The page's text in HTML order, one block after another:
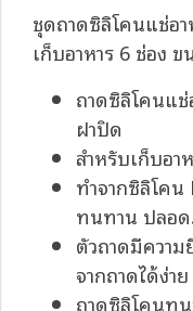
ชุดถาดซิลิโคนแช่อ
เก็บอาหาร 6 ช่อง
ถาดซิลิโคนแ
ฝาปิด
สำหรับเก็บอา
ทำจากซิลิโค
ทนทาน ปลอ
ตัวถาดมีควา
จากถาดได้ง่า
ถาดซิลิโคนท